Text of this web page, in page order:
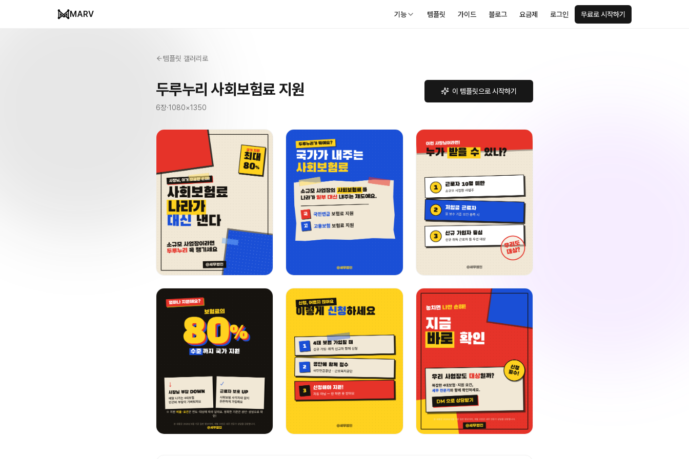
MARV 기능 템플릿 가이드 블로그 요금제 로그인 무료로 시작하기
템플릿 갤러리로
두루누리 사회보험료 지원
6장·1080×1350
이 템플릿으로 시작하기